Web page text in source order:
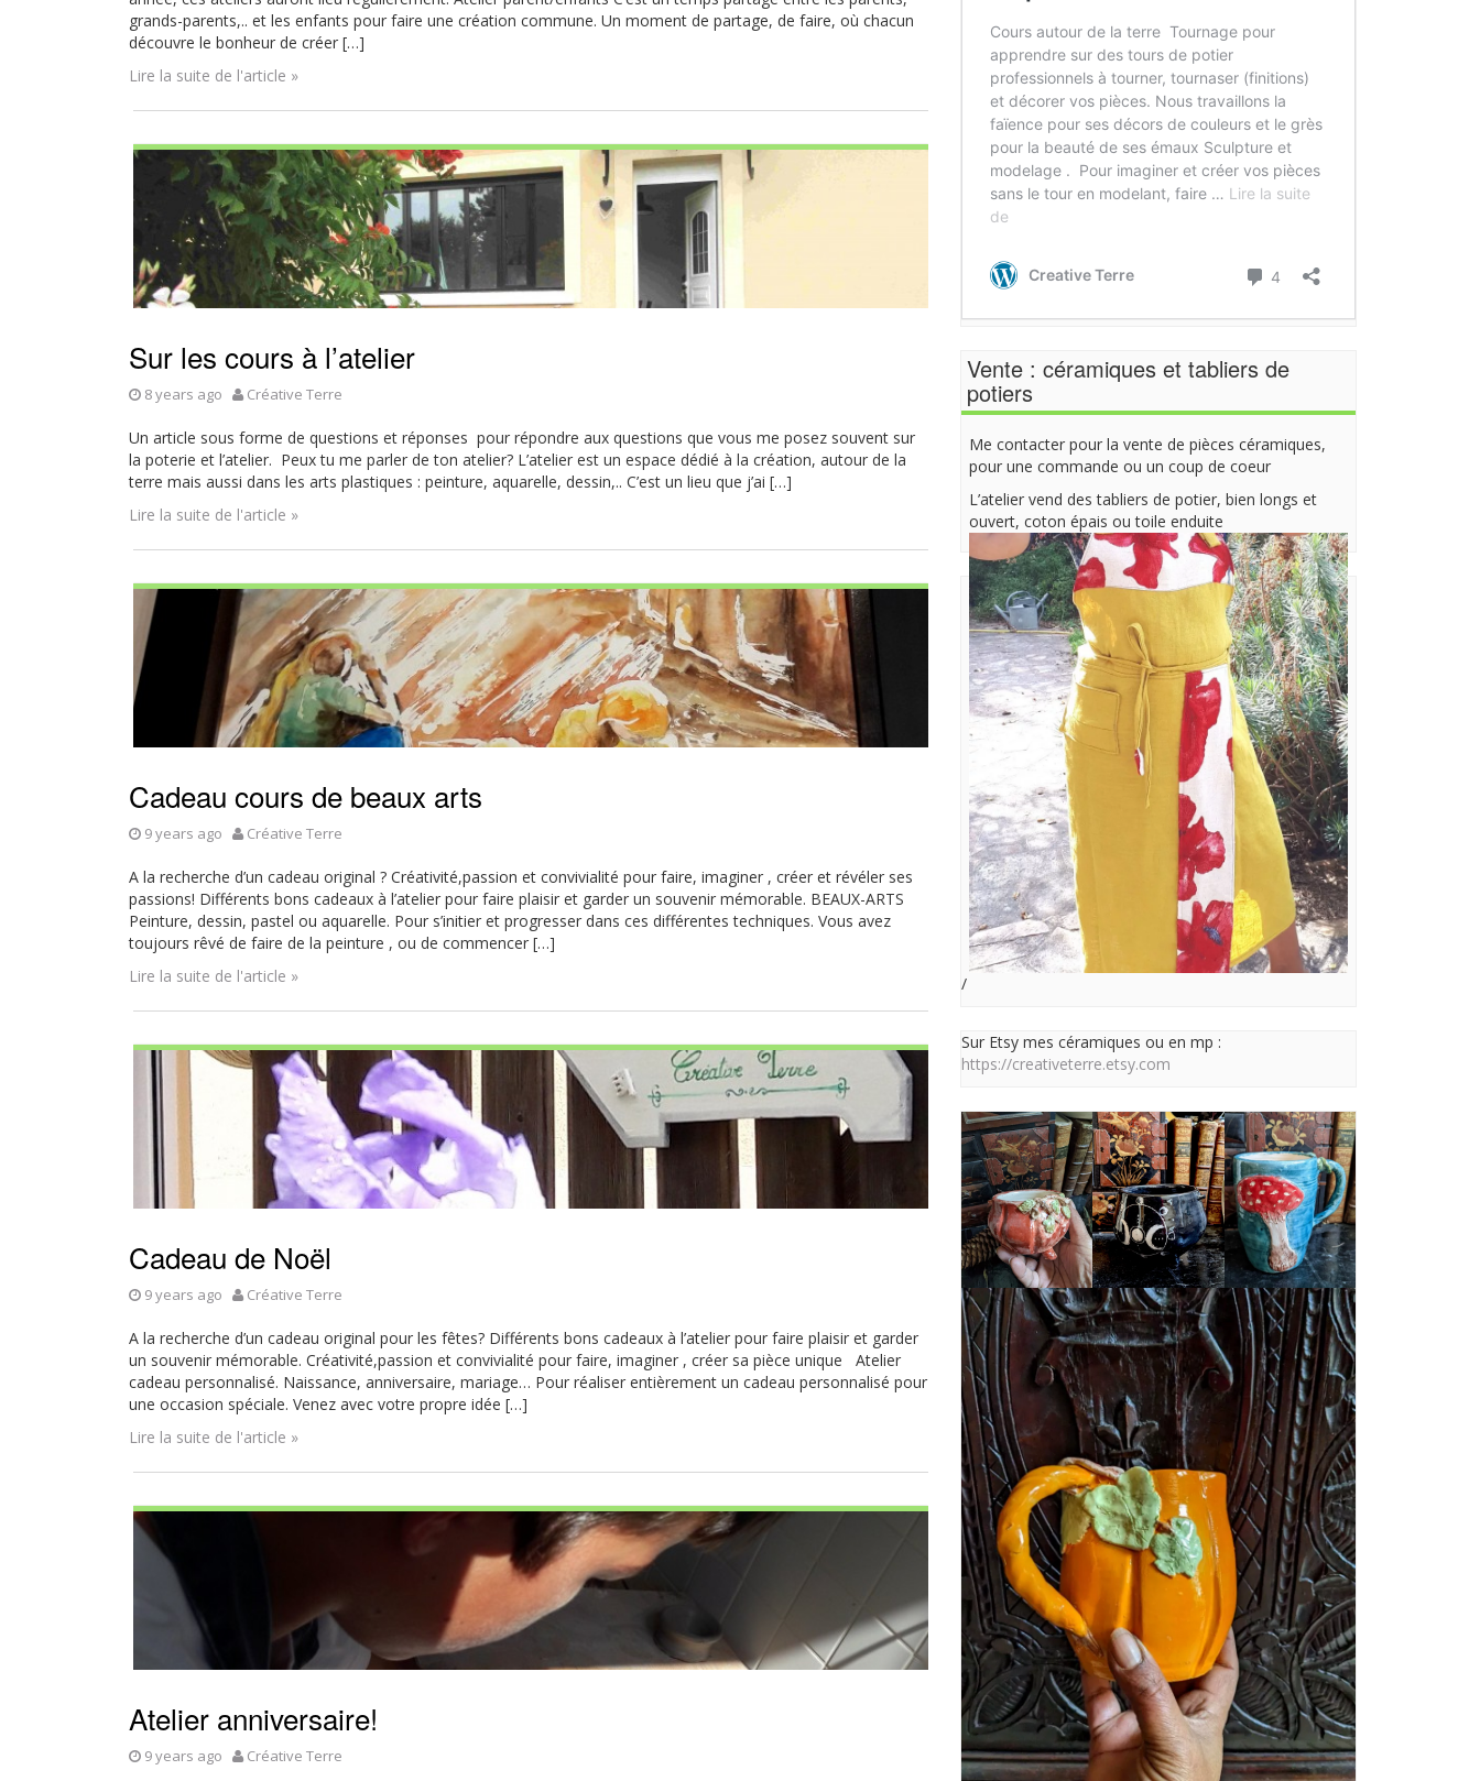
grands-parents,.. et les enfants pour faire une création commune. Un moment de partage, de faire, où chacun
découvre le bonheur de créer […]
Lire la suite de l'article »
Sur les cours à l’atelier
8 years ago Créative Terre
Un article sous forme de questions et réponses pour répondre aux questions que vous me posez souvent sur
la poterie et l’atelier. Peux tu me parler de ton atelier? L’atelier est un espace dédié à la création, autour de la
terre mais aussi dans les arts plastiques : peinture, aquarelle, dessin,.. C’est un lieu que j’ai […]
Lire la suite de l'article »
Cadeau cours de beaux arts
9 years ago Créative Terre
A la recherche d’un cadeau original ? Créativité,passion et convivialité pour faire, imaginer , créer et révéler ses
passions! Différents bons cadeaux à l’atelier pour faire plaisir et garder un souvenir mémorable. BEAUX-ARTS
Peinture, dessin, pastel ou aquarelle. Pour s’initier et progresser dans ces différentes techniques. Vous avez
toujours rêvé de faire de la peinture , ou de commencer […]
Lire la suite de l'article »
Cadeau de Noël
9 years ago Créative Terre
A la recherche d’un cadeau original pour les fêtes? Différents bons cadeaux à l’atelier pour faire plaisir et garder
un souvenir mémorable. Créativité,passion et convivialité pour faire, imaginer , créer sa pièce unique Atelier
cadeau personnalisé. Naissance, anniversaire, mariage… Pour réaliser entièrement un cadeau personnalisé pour
une occasion spéciale. Venez avec votre propre idée […]
Lire la suite de l'article »
Atelier anniversaire!
9 years ago Créative Terre
Vente : céramiques et tabliers de
potiers
Me contacter pour la vente de pièces céramiques,
pour une commande ou un coup de coeur
L’atelier vend des tabliers de potier, bien longs et
ouvert, coton épais ou toile enduite
/
Sur Etsy mes céramiques ou en mp :
https://creativeterre.etsy.com